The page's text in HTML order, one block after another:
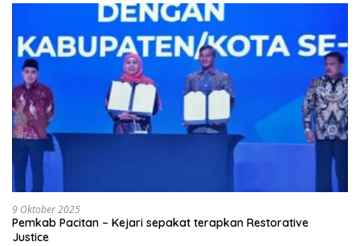
9 Oktober 2025
Pemkab Pacitan – Kejari sepakat terapkan Restorative
Justice